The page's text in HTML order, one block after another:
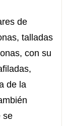
de
talladas
con su
de la
se